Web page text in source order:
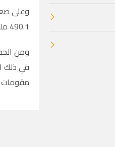
490.1 مليون دولار، منها 479.8 مليون دولار حقوق لمساهمي باديكو
ومن
في ذلك
مقومات